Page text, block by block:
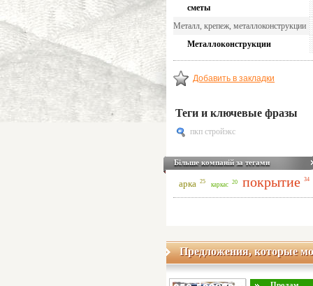
сметы
Металл, крепеж, металлоконструкции
Металлоконструкции
Добавить в закладки
Теги и ключевые фразы
пкп стройэкс
Більше компаній за тегами
арка 25 каркас 20 покрытие 34
Предложения, которые